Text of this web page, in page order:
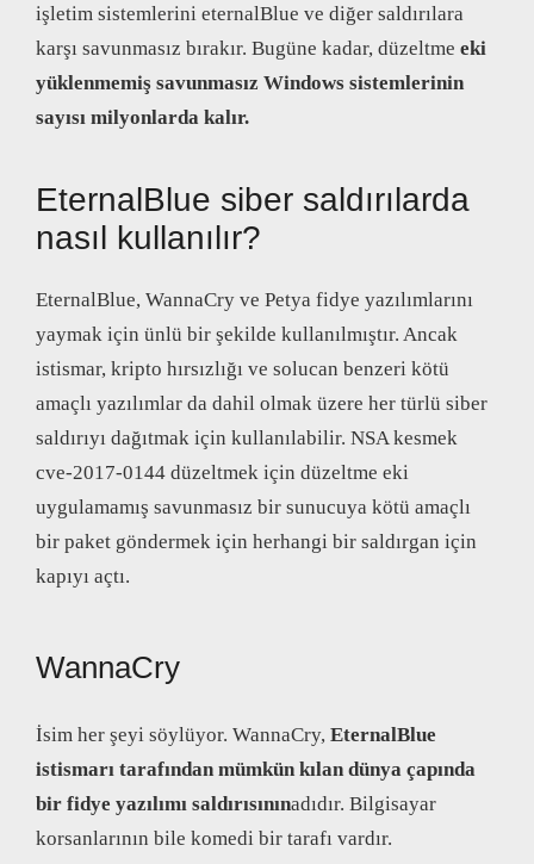
işletim sistemlerini eternalBlue ve diğer saldırılara
karşı savunmasız bırakır. Bugüne kadar, düzeltme eki
yüklenmemiş savunmasız Windows sistemlerinin
sayısı milyonlarda kalır.
EternalBlue siber saldırılarda
nasıl kullanılır?
EternalBlue, WannaCry ve Petya fidye yazılımlarını
yaymak için ünlü bir şekilde kullanılmıştır. Ancak
istismar, kripto hırsızlığı ve solucan benzeri kötü
amaçlı yazılımlar da dahil olmak üzere her türlü siber
saldırıyı dağıtmak için kullanılabilir. NSA kesmek
cve-2017-0144 düzeltmek için düzeltme eki
uygulamamış savunmasız bir sunucuya kötü amaçlı
bir paket göndermek için herhangi bir saldırgan için
kapıyı açtı.
WannaCry
İsim her şeyi söylüyor. WannaCry, EternalBlue
istismarı tarafından mümkün kılan dünya çapında
bir fidye yazılımı saldırısınınadıdır. Bilgisayar
korsanlarının bile komedi bir tarafı vardır.